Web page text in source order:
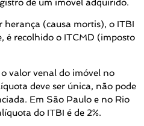
de um imóvel adquirido.
(causa mortis), o ITBI
é recolhido o ITCMD (imposto
valor venal do imóvel no
deve ser única, não pode
Em São Paulo e no Rio
do ITBI é de 2%.